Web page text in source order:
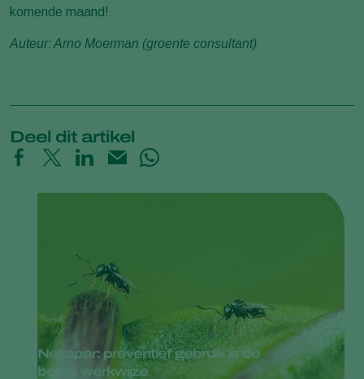
komende maand!
Auteur: Arno Moerman (groente consultant)
Deel dit artikel
Nezapar: preventief gebruik is de
beste werkwijze